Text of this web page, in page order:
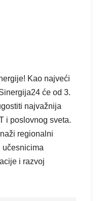
Kao najveći
će od 3.
najvažnija
i poslovnog sveta.
regionalni
učesnicima
i razvoj